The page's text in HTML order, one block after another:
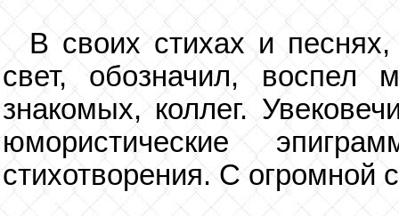
В своих стихах и
свет, обозначил, воспел
знакомых, коллег.
юмористические
стихотворения. С огромной